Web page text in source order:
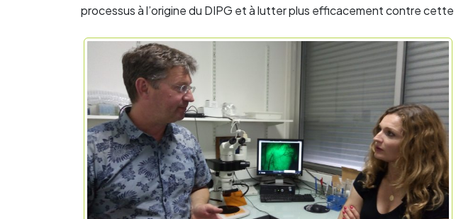
processus à l’origine du DIPG et à lutter plus efficacement contre cette